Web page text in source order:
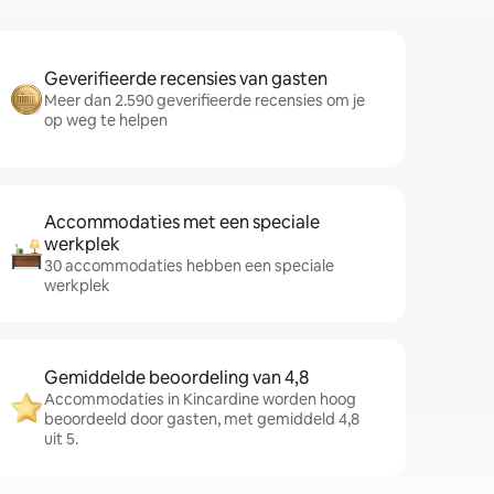
Geverifieerde recensies van gasten
Meer dan 2.590 geverifieerde recensies om je
op weg te helpen
Accommodaties met een speciale
werkplek
30 accommodaties hebben een speciale
werkplek
Gemiddelde beoordeling van 4,8
Accommodaties in Kincardine worden hoog
beoordeeld door gasten, met gemiddeld 4,8
uit 5.